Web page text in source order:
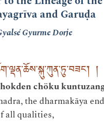
and Garuḍa
Gyurme Dorje
།
chöku
the dharmakāya
all qualities,